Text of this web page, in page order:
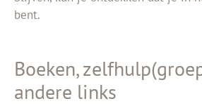
bent.
Boeken,
andere links